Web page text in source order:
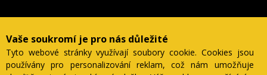
Vaše soukromí je pro nás důležité
Tyto webové stránky využívají soubory cookie. Cookies jsou
používány pro personalizování reklam, což nám umožňuje
Lemicom spol. s r.o. | IČ 27561054
Ve Žlíbku 1800/77, hala A2, Praha 9, 19300
Česká Republika